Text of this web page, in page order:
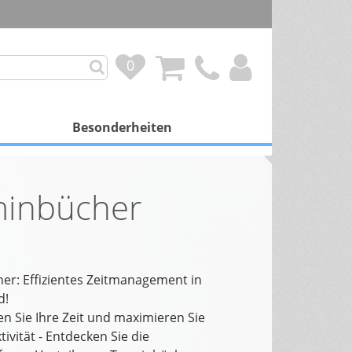
0
Besonderheiten
Personalisierung
Spendenprojekte
Schokoladenfüllung
Effizientes Zeitmanagement in
Sie Ihre Zeit und maximieren Sie
- Entdecken Sie die